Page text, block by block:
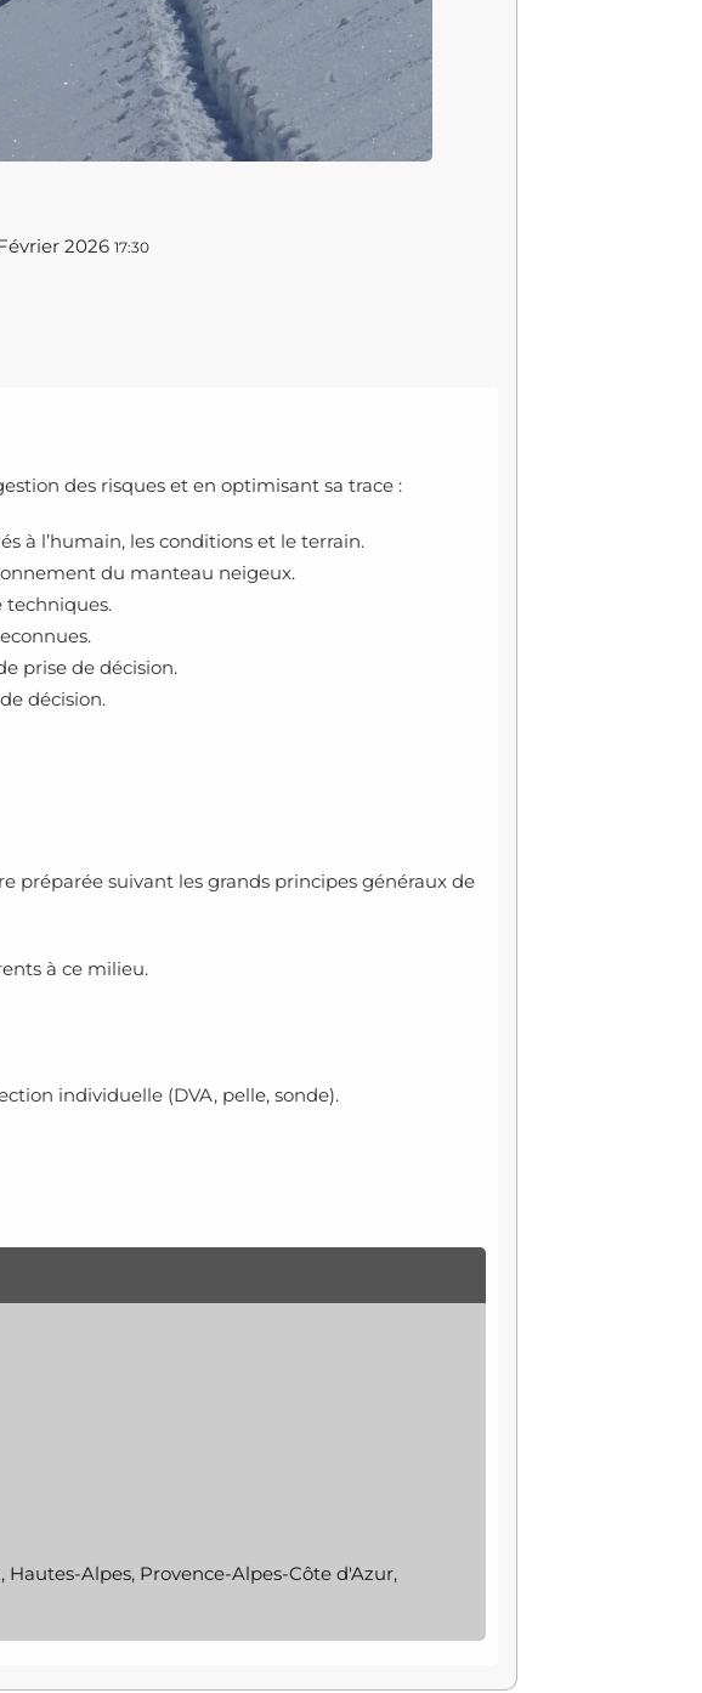
2026 17:30
des risques et en optimisant sa trace :
à l’humain, les conditions et le terrain.
du manteau neigeux.
techniques.
prise de décision.
décision.
préparée suivant les grands principes généraux de
à ce milieu.
individuelle (DVA, pelle, sonde).
Alpes, Provence-Alpes-Côte d'Azur,